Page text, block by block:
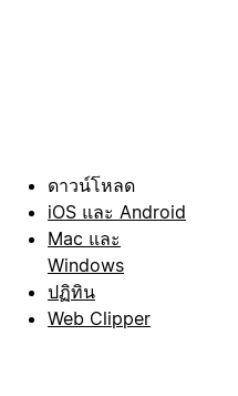
ดาวน์โหลด
iOS และ Android
Mac และ
Windows
ปฏิทิน
Web Clipper